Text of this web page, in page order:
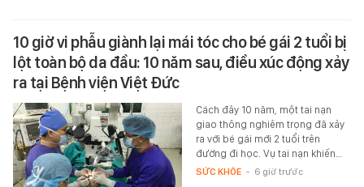
10 giờ vi phẫu giành lại mái tóc cho bé gái 2 tuổi bị
lột toàn bộ da đầu: 10 năm sau, điều xúc động xảy
ra tại Bệnh viện Việt Đức
Cách đây 10 năm, một tai nạn
giao thông nghiêm trọng đã xảy
ra với bé gái mới 2 tuổi trên
đường đi học. Vụ tai nạn khiến…
SỨC KHỎE - 6 giờ trước